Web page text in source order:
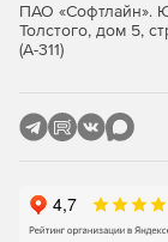
ПАО «Софтлайн».
Толстого, дом 5,
(А-311)